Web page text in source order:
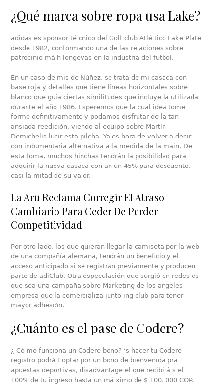
¿Qué marca sobre ropa usa Lake?
adidas es sponsor té cnico del Golf club Atlé tico Lake Plate
desde 1982, conformando una de las relaciones sobre
patrocinio má h longevas en la industria del futbol.
En un caso de mis de Núñez, se trata de mi casaca con
base roja y detalles que tiene líneas horizontales sobre
blanco que guía ciertas similitudes que incluye la utilizada
durante el año 1986. Esperemos que la cual idea tome
forme definitivamente y podamos disfrutar de la tan
ansiada reedición, viendo al equipo sobre Martín
Demichelis lucir esta pilcha. Ya es hora de volver a decir
con indumentaria alternativa a la medida de la main. De
esta foma, muchos hinchas tendrán la posibilidad para
adquirir la nueva casaca con an un 45% para descuento,
casi la mitad de su valor.
La Aru Reclama Corregir El Atraso
Cambiario Para Ceder De Perder
Competitividad
Por otro lado, los que quieran llegar la camiseta por la web
de una compañía alemana, tendrán un beneficio y el
acceso anticipado si se registran previamente y producen
parte de adiClub. Otra especulación que surgió en redes es
que sea una campaña sobre Marketing de los angeles
empresa que la comercializa junto ing club para tener
mayor adhesión.
¿Cuánto es el pase de Codere?
¿ Có mo funciona un Codere bono? ‘s hacer tu Codere
registro podrá t optar por un bono de bienvenida pra
apuestas deportivas, disadvantage el que recibirá s el
100% de tu ingreso hasta un má ximo de $ 100. 000 COP.